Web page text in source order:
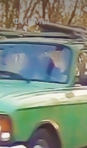
ФИРМЫ